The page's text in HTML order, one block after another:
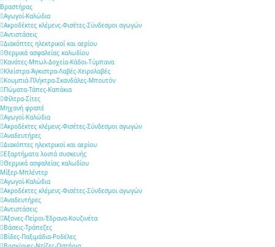
Βραστήρας
Αγωγοί-Καλώδια
Ακροδέκτες κλέμενς-Φισέτες-Σύνδεσμοι αγωγών
Αντιστάσεις
Διακόπτες ηλεκτρικοί και αερίου
Θερμικά ασφαλείας καλωδίου
Κανάτες-Μπωλ-Δοχεία-Κάδοι-Τύμπανα
Κλείστρα-Άγκιστρα-Λαβές-Χειρολαβές
Κουμπιά-Πλήκτρα-Σκανδάλες-Μπουτόν
Πώματα-Τάπες-Καπάκια
Φίλτρα-Σίτες
Μηχανή φραπέ
Αγωγοί-Καλώδια
Ακροδέκτες κλέμενς-Φισέτες-Σύνδεσμοι αγωγών
Αναδευτήρες
Διακόπτες ηλεκτρικοί και αερίου
Εξαρτήματα λοιπά συσκευής
Θερμικά ασφαλείας καλωδίου
Μίξερ-Μπλέντερ
Αγωγοί-Καλώδια
Ακροδέκτες κλέμενς-Φισέτες-Σύνδεσμοι αγωγών
Αναδευτήρες
Αντιστάσεις
Άξονες-Πείροι-Έδρανα-Κουζινέτα
Βάσεις-Τράπεζες
Βίδες-Παξιμάδια-Ροδέλες